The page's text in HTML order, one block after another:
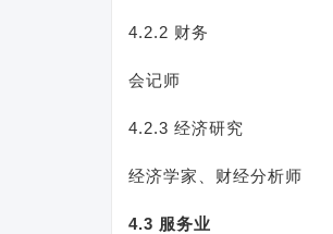
4.2.2 财务
会记师
4.2.3 经济研究
经济学家、财经分析师
4.3 服务业